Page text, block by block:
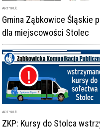
ARTYKUŁ
Gmina Ząbkowice Śląskie
dla miejscowości Stolec
ARTYKUŁ
ZKP: Kursy do Stolca